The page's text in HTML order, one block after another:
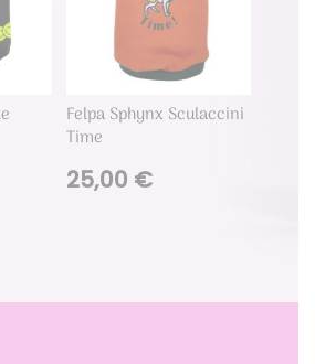
Felpa Sphynx Sculaccini
Time
25,00 €